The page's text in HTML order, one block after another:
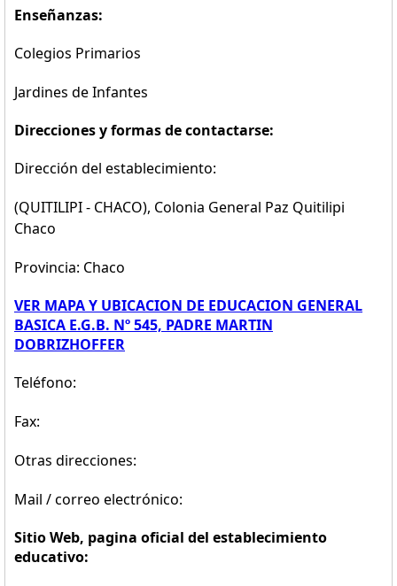
Enseñanzas:
Colegios Primarios
Jardines de Infantes
Direcciones y formas de contactarse:
Dirección del establecimiento:
(QUITILIPI - CHACO), Colonia General Paz Quitilipi
Chaco
Provincia: Chaco
VER MAPA Y UBICACION DE EDUCACION GENERAL
BASICA E.G.B. Nº 545, PADRE MARTIN
DOBRIZHOFFER
Teléfono:
Fax:
Otras direcciones:
Mail / correo electrónico:
Sitio Web, pagina oficial del establecimiento
educativo: